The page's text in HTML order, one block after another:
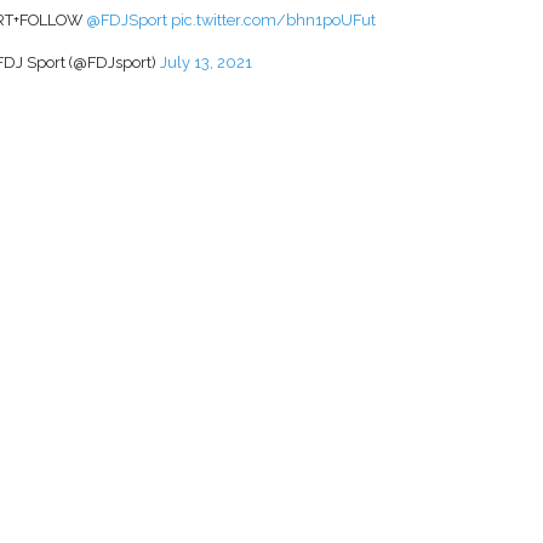
@FDJSport pic.twitter.com/bhn1poUFut
Sport (@FDJsport) July 13, 2021